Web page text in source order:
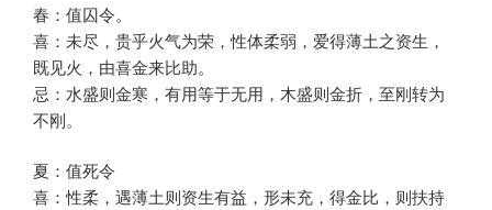
春：值囚令。
喜：未尽，贵乎火气为荣，性体柔弱，爱得薄土之资生，
既见火，由喜金来比助。
忌：水盛则金寒，有用等于无用，木盛则金折，至刚转为
不刚。
夏：值死令
喜：性柔，遇薄土则资生有益，形未充，得金比，则扶持